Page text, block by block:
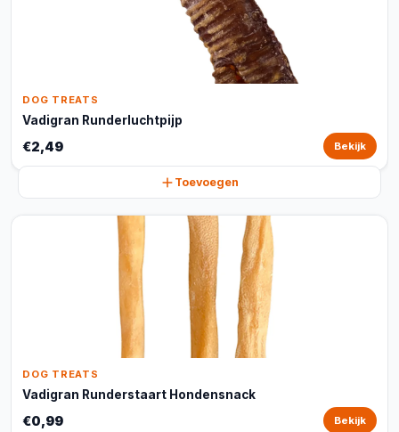
DOG TREATS
Vadigran Runderluchtpijp
€2,49 Bekijk
Toevoegen
DOG TREATS
Vadigran Runderstaart Hondensnack
€0,99 Bekijk